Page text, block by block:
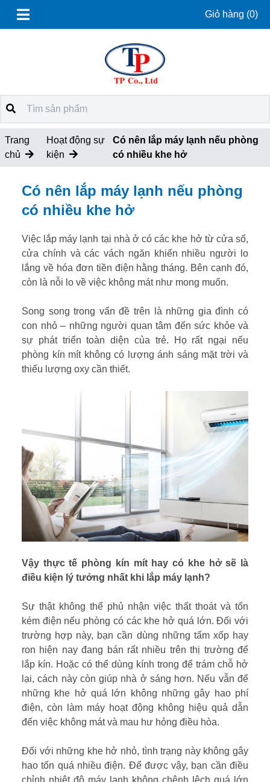
Giỏ hàng (0)
Trang
chủ
Hoạt động sự
kiện
Có nên lắp máy lạnh nếu phòng
có nhiều khe hở
Có nên lắp máy lạnh nếu phòng
có nhiều khe hở
Việc lắp máy lạnh tại nhà ở có các khe hở từ cửa sổ,
cửa chính và các vách ngăn khiến nhiều người lo
lắng về hóa đơn tiền điện hằng tháng. Bên cạnh đó,
còn là nỗi lo về việc không mát như mong muốn.
Song song trong vấn đề trên là những gia đình có
con nhỏ – những người quan tâm đến sức khỏe và
sự phát triển toàn diện của trẻ. Họ rất ngại nếu
phòng kín mít không có lượng ánh sáng mặt trời và
thiếu lượng oxy cần thiết.
Vậy thực tế phòng kín mít hay có khe hở sẽ là
điều kiện lý tưởng nhất khi lắp máy lạnh?
Sự thật không thể phủ nhận việc thất thoát và tốn
kém điện nếu phòng có các khe hở quá lớn. Đối với
trường hợp này, bạn cần dùng những tấm xốp hay
ron hiện nay đang bán rất nhiều trên thị trường để
lắp kín. Hoặc có thể dùng kính trong để trám chỗ hở
lại, cách này còn giúp nhà ở sáng hơn. Nếu vẫn để
những khe hở quá lớn không những gây hao phí
điện, còn làm máy hoạt động không hiệu quả dẫn
đến việc không mát và mau hư hỏng điều hòa.
Đối với những khe hở nhỏ, tình trạng này không gây
hao tốn quá nhiều điện. Để được vậy, bạn cần điều